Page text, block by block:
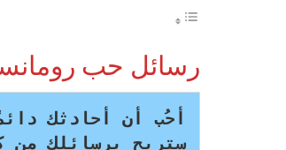
رسائل حب رومانسية
أحُب أن أحادثك
ستريح برسائلك من